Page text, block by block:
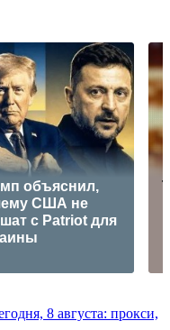
объяснил,
США не
с Patriot для
8 августа: прокси,